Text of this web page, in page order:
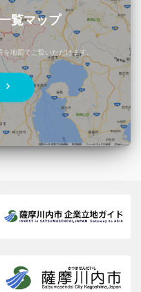
覧マップ
地図でご覧いただけます。
keyboard_arrow_right